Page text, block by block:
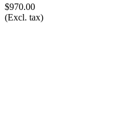
$970.00
(Excl. tax)